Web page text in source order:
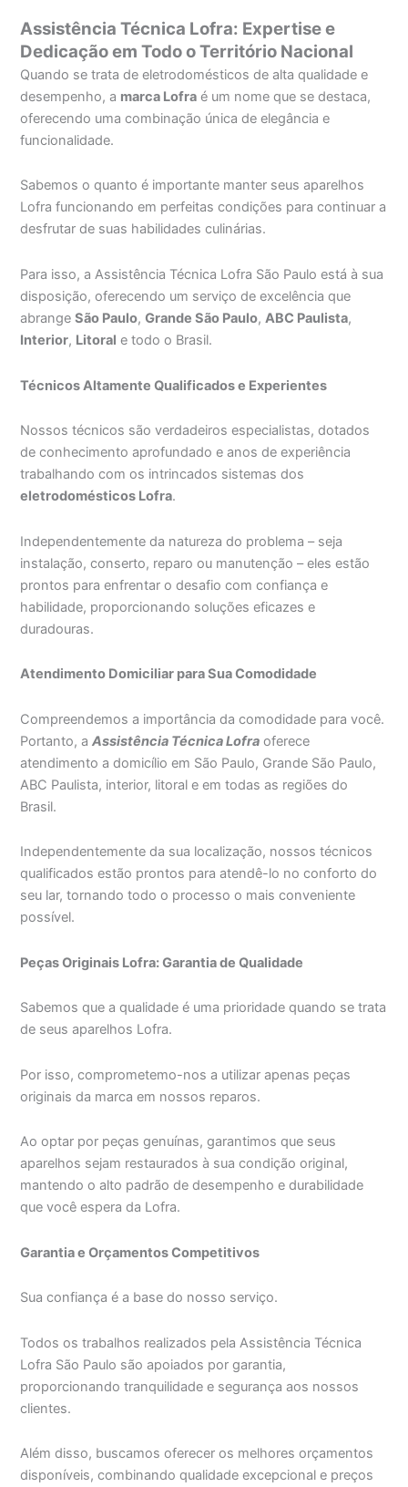
Assistência Técnica Lofra: Expertise e
Dedicação em Todo o Território Nacional
Quando se trata de eletrodomésticos de alta qualidade e
desempenho, a marca Lofra é um nome que se destaca,
oferecendo uma combinação única de elegância e
funcionalidade.
Sabemos o quanto é importante manter seus aparelhos
Lofra funcionando em perfeitas condições para continuar a
desfrutar de suas habilidades culinárias.
Para isso, a Assistência Técnica Lofra São Paulo está à sua
disposição, oferecendo um serviço de excelência que
abrangeSão Paulo,Grande São Paulo,ABC Paulista,
Interior, Litoral e todo o Brasil.
Técnicos Altamente Qualificados e Experientes
Nossos técnicos são verdadeiros especialistas, dotados
de conhecimento aprofundado e anos de experiência
trabalhando com os intrincados sistemas dos
eletrodomésticos Lofra.
Independentemente da natureza do problema – seja
instalação, conserto, reparo ou manutenção – eles estão
prontos para enfrentar o desafio com confiança e
habilidade, proporcionando soluções eficazes e
duradouras.
Atendimento Domiciliar para Sua Comodidade
Compreendemos a importância da comodidade para você.
Portanto, aAssistência Técnica Lofra oferece
atendimento a domicílio em São Paulo, Grande São Paulo,
ABC Paulista, interior, litoral e em todas as regiões do
Brasil.
Independentemente da sua localização, nossos técnicos
qualificados estão prontos para atendê-lo no conforto do
seu lar, tornando todo o processo o mais conveniente
possível.
Peças Originais Lofra: Garantia de Qualidade
Sabemos que a qualidade é uma prioridade quando se trata
de seus aparelhos Lofra.
Por isso, comprometemo-nos a utilizar apenas peças
originais da marca em nossos reparos.
Ao optar por peças genuínas, garantimos que seus
aparelhos sejam restaurados à sua condição original,
mantendo o alto padrão de desempenho e durabilidade
que você espera da Lofra.
Garantia e Orçamentos Competitivos
Sua confiança é a base do nosso serviço.
Todos os trabalhos realizados pela Assistência Técnica
Lofra São Paulo são apoiados por garantia,
proporcionando tranquilidade e segurança aos nossos
clientes.
Além disso, buscamos oferecer os melhores orçamentos
disponíveis, combinando qualidade excepcional e preços